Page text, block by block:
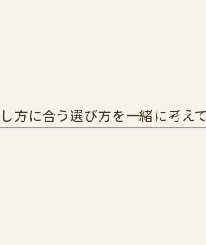
方に合う選び方を一緒に考え